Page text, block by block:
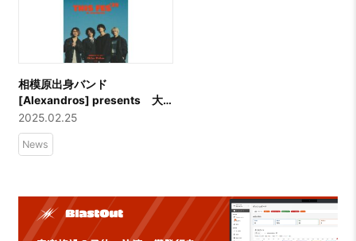
相模原出身バンド
[Alexandros] presents 大
型野外音楽フェス「THIS FES
’25 in Sagamihara」2DAYS
開催決定！
2025.02.25
News